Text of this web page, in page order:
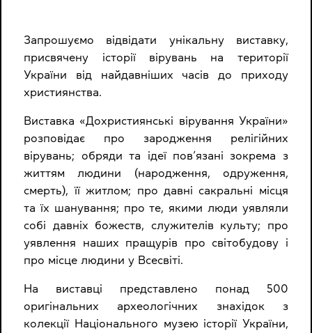
Запрошуємо відвідати унікальну виставку,
присвячену історії вірувань на території
України від найдавніших часів до приходу
християнства.
Виставка «Дохристиянські вірування України»
розповідає про зародження релігійних
вірувань; обряди та ідеї пов’язані зокрема з
життям людини (народження, одруження,
смерть), її житлом; про давні сакральні місця
та їх шанування; про те, якими люди уявляли
собі давніх божеств, служителів культу; про
уявлення наших пращурів про світобудову і
про місце людини у Всесвіті.
На виставці представлено понад 500
оригінальних археологічних знахідок з
колекції Національного музею історії України,